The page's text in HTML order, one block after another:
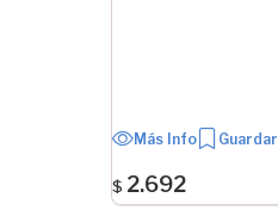
Más Info Guardar
$ 2.692